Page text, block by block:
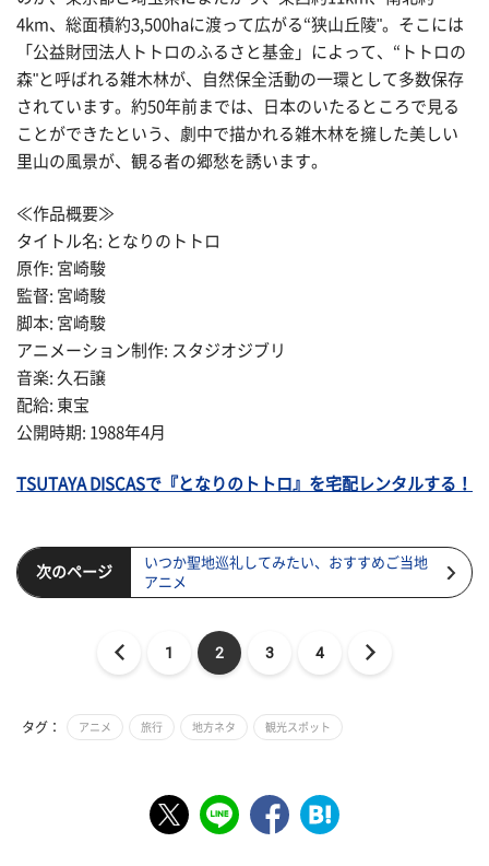
4km、総面積約3,500haに渡って広がる“狭山丘陵"。そこには
「公益財団法人トトロのふるさと基金」によって、“トトロの
森"と呼ばれる雑木林が、自然保全活動の一環として多数保存
されています。約50年前までは、日本のいたるところで見る
ことができたという、劇中で描かれる雑木林を擁した美しい
里山の風景が、観る者の郷愁を誘います。
≪作品概要≫
タイトル名: となりのトトロ
原作: 宮崎駿
監督: 宮崎駿
脚本: 宮崎駿
アニメーション制作: スタジオジブリ
音楽: 久石譲
配給: 東宝
公開時期: 1988年4月
TSUTAYA DISCASで『となりのトトロ』を宅配レンタルする！
次のページ
いつか聖地巡礼してみたい、おすすめご当地
アニメ
1 2 3 4
タグ： アニメ 旅行 地方ネタ 観光スポット